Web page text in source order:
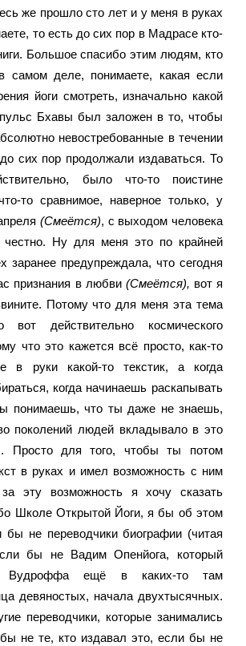
же прошло сто лет и у меня в руках
то есть до сих пор в Мадрасе кто-
Большое спасибо этим людям, кто
самом деле, понимаете, какая если
йоги смотреть, изначально какой
Бхавы был заложен в то, чтобы
невостребованные в течении
сих пор продолжали издаваться. То
было что-то поистине
то сравнимое, наверное только, у
(Смеётся), с выходом человека
честно. Ну для меня это по крайней
заранее предупреждала, что сегодня
признания в любви (Смеётся), вот я
Потому что для меня эта тема
действительно космического
что это кажется всё просто, как-то
в руки какой-то текстик, а когда
когда начинаешь раскапывать
понимаешь, что ты даже не знаешь,
поколений людей вкладывало в это
Просто для того, чтобы ты потом
в руках и имел возможность с ним
эту возможность я хочу сказать
Школе Открытой Йоги, я бы об этом
бы не переводчики биографии (читая
бы не Вадим Опенйога, который
Вудроффа ещё в каких-то там
девяностых, начала двухтысячных.
переводчики, которые занимались
не те, кто издавал это, если бы не